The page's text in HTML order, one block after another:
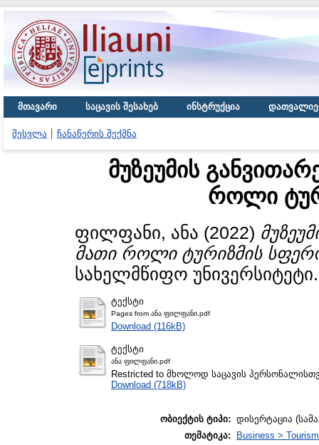
მთავარი საცავის შესახებ ინსტრუქცია
შესვლა ჩანაწერის შექმნა
მუზეუმის
როლი
ფილფანი, ანა (2022)
მათი როლი ტურიზმის
სახელმწიფო უნივერსიტეტი.
ტექსტი
Pages from ანა ფილფანი.pdf
Download (116kB)
ტექსტი
ანა ფილფანი.pdf
Restricted to მხოლოდ საცავის
Download (718kB)
ობიექტის ტიპი: დისერტაცია
თემატიკა:
Business >